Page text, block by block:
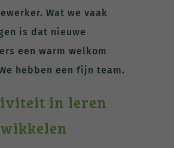
Wat we vaak
is dat nieuwe
een warm welkom
hebben een fijn team.
in leren